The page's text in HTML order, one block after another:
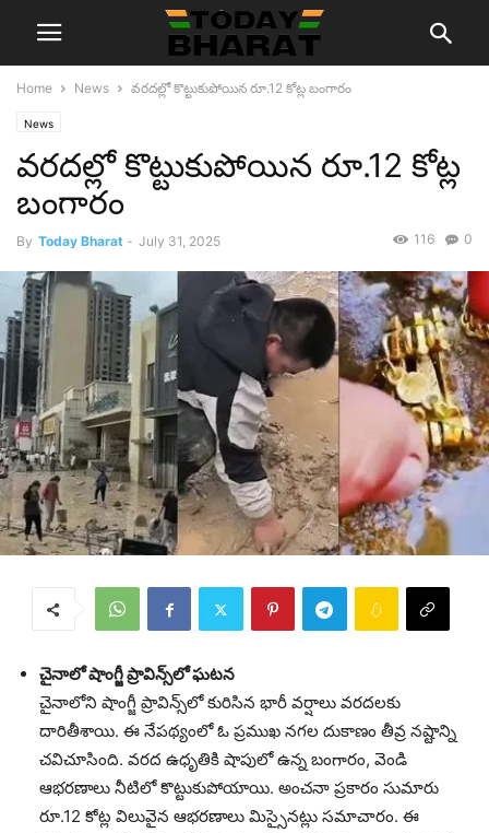
Home News వరదల్లో కొట్టుకుపోయిన రూ.12 కోట్ల బంగారం
News
వరదల్లో కొట్టుకుపోయిన రూ.12 కోట్ల
బంగారం
By Today Bharat - July 31, 2025 0
116
చైనాలో షాంగ్జీ ప్రావిన్స్‌లో ఘ‌ట‌న‌
చైనాలోని షాంగ్జీ ప్రావిన్స్‌లో కురిసిన భారీ వర్షాలు వరదలకు
దారితీశాయి. ఈ నేపథ్యంలో ఓ ప్రముఖ నగల దుకాణం తీవ్ర నష్టాన్ని
చవిచూసింది. వరద ఉధృతికి షాపులో ఉన్న బంగారం, వెండి
ఆభరణాలు నీటిలో కొట్టుకుపోయాయి. అంచనా ప్రకారం సుమారు
రూ.12 కోట్ల విలువైన ఆభరణాలు మిస్సైనట్లు సమాచారం. ఈ